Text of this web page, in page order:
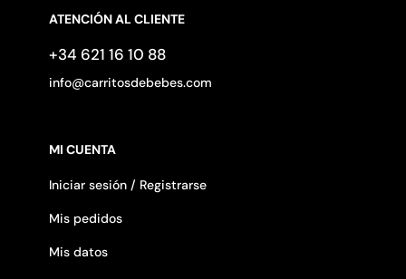
ATENCIÓN AL CLIENTE
+34 621 16 10 88
info@carritosdebebes.com
MI CUENTA
Iniciar sesión / Registrarse
Mis pedidos
Mis datos